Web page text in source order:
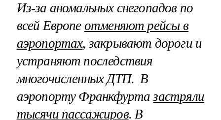
Из-за аномальных снегопадов по
всей Европе отменяют рейсы в
аэропортах, закрывают дороги и
устраняют последствия
многочисленных ДТП. В
аэропорту Франкфуртазастряли
тысячи пассажиров. В